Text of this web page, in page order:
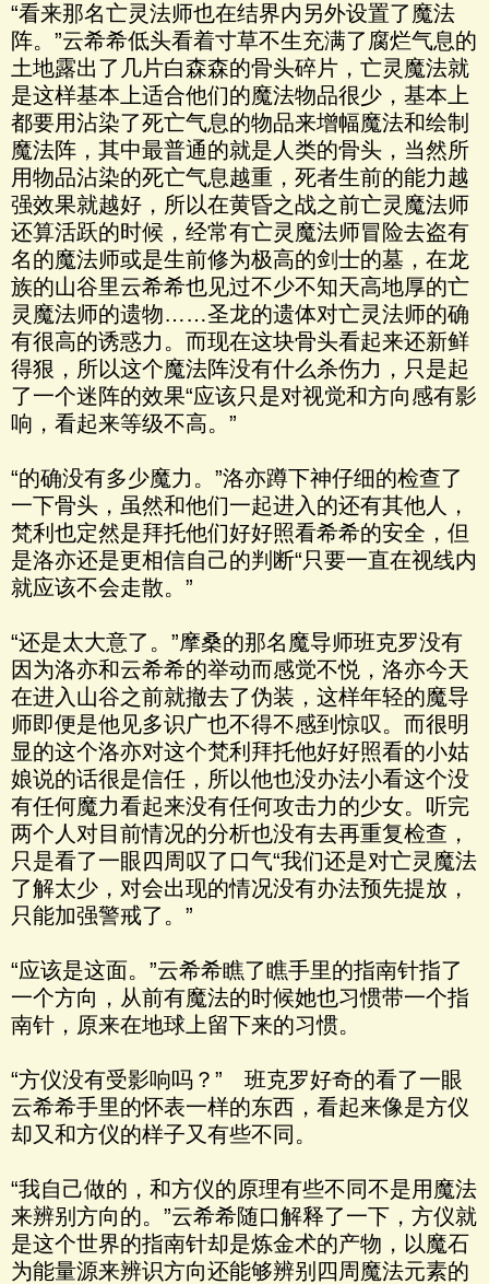
“看来那名亡灵法师也在结界内另外设置了魔法
阵。”云希希低头看着寸草不生充满了腐烂气息的
土地露出了几片白森森的骨头碎片，亡灵魔法就
是这样基本上适合他们的魔法物品很少，基本上
都要用沾染了死亡气息的物品来增幅魔法和绘制
魔法阵，其中最普通的就是人类的骨头，当然所
用物品沾染的死亡气息越重，死者生前的能力越
强效果就越好，所以在黄昏之战之前亡灵魔法师
还算活跃的时候，经常有亡灵魔法师冒险去盗有
名的魔法师或是生前修为极高的剑士的墓，在龙
族的山谷里云希希也见过不少不知天高地厚的亡
灵魔法师的遗物……圣龙的遗体对亡灵法师的确
有很高的诱惑力。而现在这块骨头看起来还新鲜
得狠，所以这个魔法阵没有什么杀伤力，只是起
了一个迷阵的效果“应该只是对视觉和方向感有影
响，看起来等级不高。”
“的确没有多少魔力。”洛亦蹲下神仔细的检查了
一下骨头，虽然和他们一起进入的还有其他人，
梵利也定然是拜托他们好好照看希希的安全，但
是洛亦还是更相信自己的判断“只要一直在视线内
就应该不会走散。”
“还是太大意了。”摩桑的那名魔导师班克罗没有
因为洛亦和云希希的举动而感觉不悦，洛亦今天
在进入山谷之前就撤去了伪装，这样年轻的魔导
师即便是他见多识广也不得不感到惊叹。而很明
显的这个洛亦对这个梵利拜托他好好照看的小姑
娘说的话很是信任，所以他也没办法小看这个没
有任何魔力看起来没有任何攻击力的少女。听完
两个人对目前情况的分析也没有去再重复检查，
只是看了一眼四周叹了口气“我们还是对亡灵魔法
了解太少，对会出现的情况没有办法预先提放，
只能加强警戒了。”
“应该是这面。”云希希瞧了瞧手里的指南针指了
一个方向，从前有魔法的时候她也习惯带一个指
南针，原来在地球上留下来的习惯。
“方仪没有受影响吗？” 班克罗好奇的看了一眼
云希希手里的怀表一样的东西，看起来像是方仪
却又和方仪的样子又有些不同。
“我自己做的，和方仪的原理有些不同不是用魔法
来辨别方向的。”云希希随口解释了一下，方仪就
是这个世界的指南针却是炼金术的产物，以魔石
为能量源来辨识方向还能够辨别四周魔法元素的